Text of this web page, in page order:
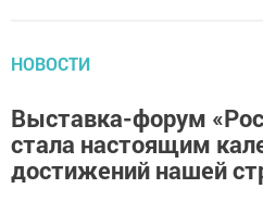
НОВОСТИ
Выставка-форум
стала настоящим
достижений нашей